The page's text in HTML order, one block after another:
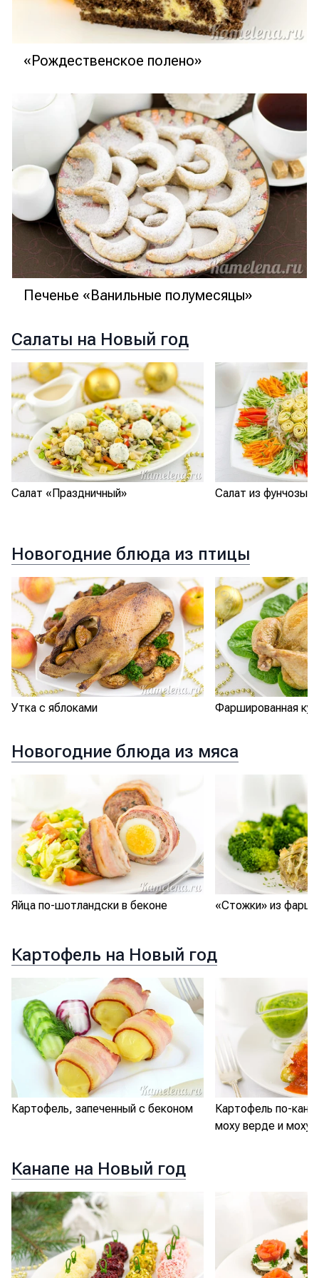
«Рождественское полено»
Печенье «Ванильные полумесяцы»
Салаты на Новый год
Салат «Праздничный» Салат из фунчозы
Новогодние блюда из птицы
Утка с яблоками Фаршированная
Новогодние блюда из мяса
Яйца по-шотландски в беконе «Стожки» из фарша
Картофель на Новый год
Картофель, запеченный с беконом
Картофель по-
моху верде и моху
Канапе на Новый год